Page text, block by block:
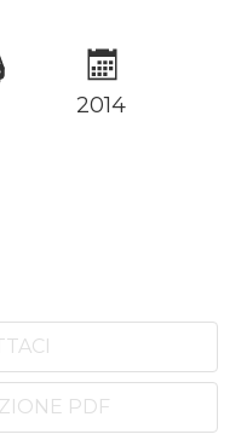
PDF
2014